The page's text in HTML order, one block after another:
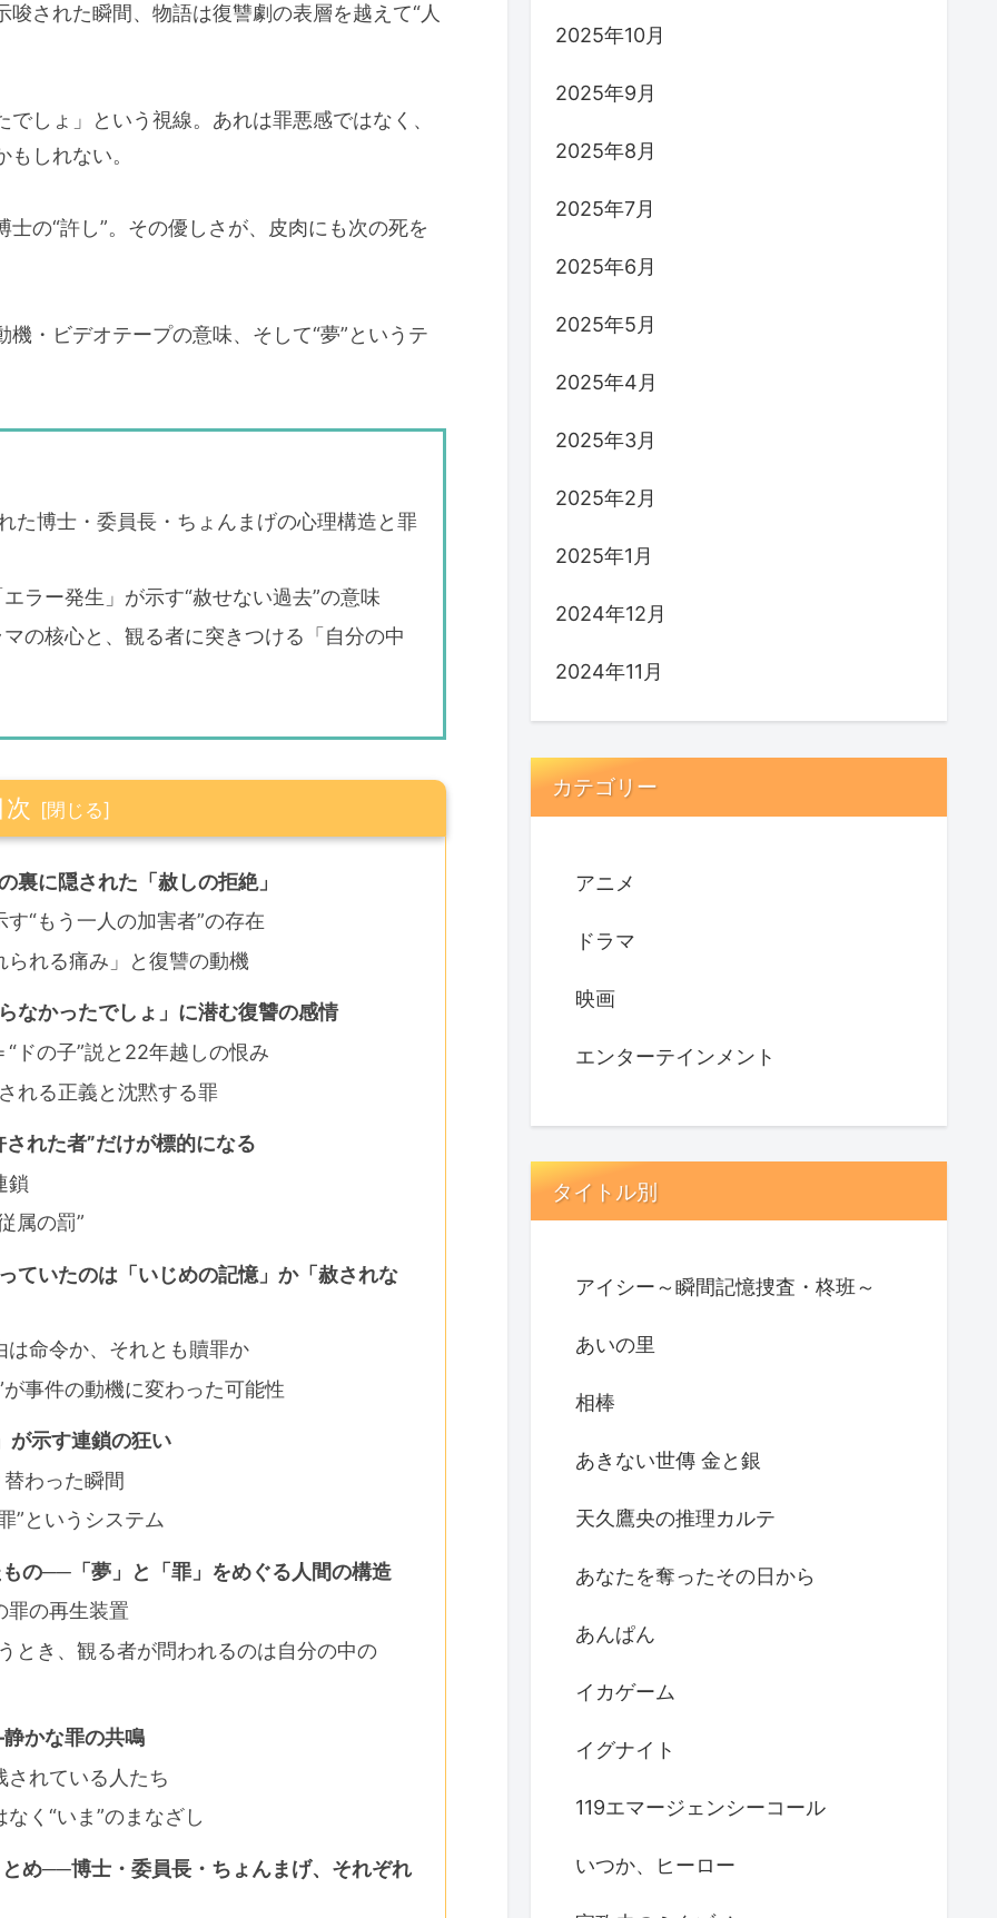
された瞬間、物語は復讐劇の表層を越えて“人
しょ」という視線。あれは罪悪感ではなく、
しれない。
の“許し”。その優しさが、皮肉にも次の死を
・ビデオテープの意味、そして“夢”というテ
た博士・委員長・ちょんまげの心理構造と罪
ラー発生」が示す“赦せない過去”の意味
の核心と、観る者に突きつける「自分の中
次
に隠された「赦しの拒絶」
“もう一人の加害者”の存在
れる痛み」と復讐の動機
なかったでしょ」に潜む復讐の感情
ドの子”説と22年越しの恨み
れる正義と沈黙する罪
れた者”だけが標的になる
鎖
属の罰”
ていたのは「いじめの記憶」か「赦されな
命令か、それとも贖罪か
事件の動機に変わった可能性
が示す連鎖の狂い
わった瞬間
”というシステム
の──「夢」と「罪」をめぐる人間の構造
罪の再生装置
とき、観る者が問われるのは自分の中の
かな罪の共鳴
されている人たち
く“いま”のまなざし
め──博士・委員長・ちょんまげ、それぞれ
2025年10月
2025年9月
2025年8月
2025年7月
2025年6月
2025年5月
2025年4月
2025年3月
2025年2月
2025年1月
2024年12月
2024年11月
カテゴリー
アニメ
ドラマ
映画
エンターテインメント
タイトル別
アイシー～瞬間記憶捜査・柊班～
あいの里
相棒
あきない世傳 金と銀
天久鷹央の推理カルテ
あなたを奪ったその日から
あんぱん
イカゲーム
イグナイト
119エマージェンシーコール
いつか、ヒーロー